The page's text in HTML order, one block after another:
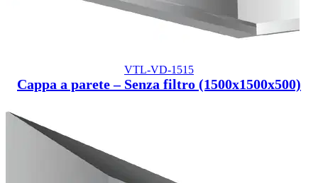
VTL-VD-1515
Cappa a parete – Senza filtro (1500x1500x500)